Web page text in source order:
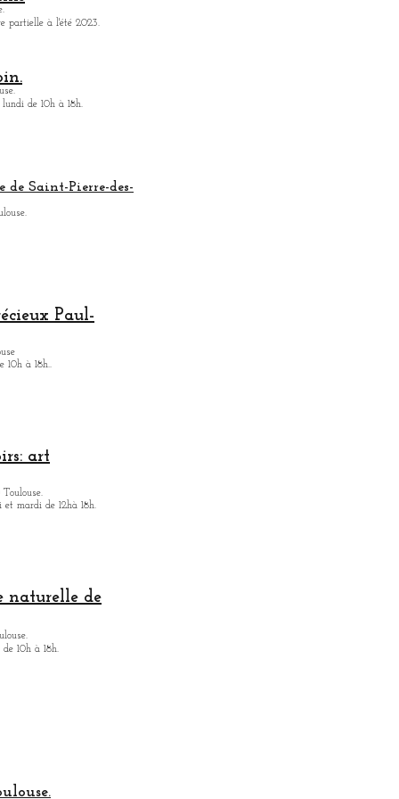
partielle à l'été 2023.
de 10h à 18h.
Saint-Pierre-des-
Paul-
10h à 18h..
art
mardi de 12hà 18h.
naturelle de
10h à 18h.